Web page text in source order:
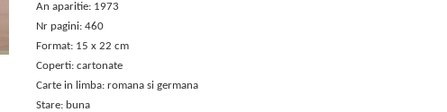
An aparitie: 1973
Nr pagini: 460
Format: 15 x 22 cm
Coperti: cartonate
Carte in limba: romana si germana
Stare: buna